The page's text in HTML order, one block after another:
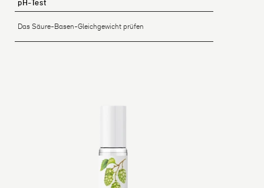
pH-Test
Das Säure-Basen-Gleichgewicht prüfen